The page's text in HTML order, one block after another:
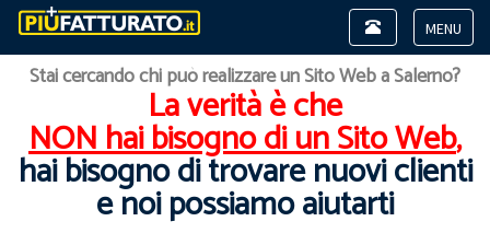
Toggle
Toggle
navigation
Stai cercando chi può realizzare un Sito Web a Salerno?
La verità è che
NON hai bisogno di un Sito Web,
hai bisogno di trovare nuovi clienti
e noi possiamo aiutarti